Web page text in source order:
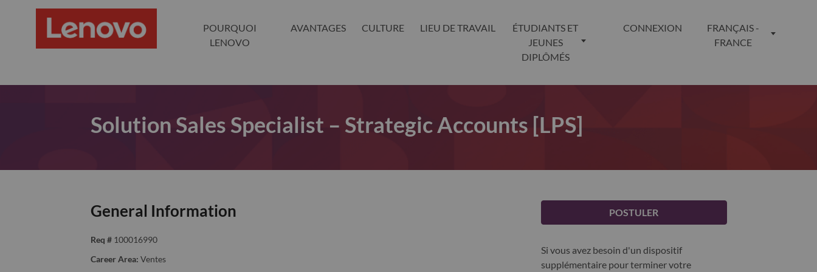
POURQUOI
LENOVO
AVANTAGES CULTURE LIEU DE TRAVAIL
ÉTUDIANTS ET
JEUNES
DIPLÔMÉS
CONNEXION
FRANÇAIS -
FRANCE
Solution Sales Specialist – Strategic Accounts [LPS]
General Information
Req # 100016990
Career Area: Ventes
POSTULER
Si vous avez besoin d'un dispositif
supplémentaire pour terminer votre